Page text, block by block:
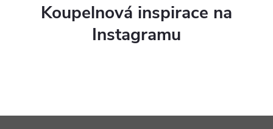
Koupelnová inspirace na
Instagramu